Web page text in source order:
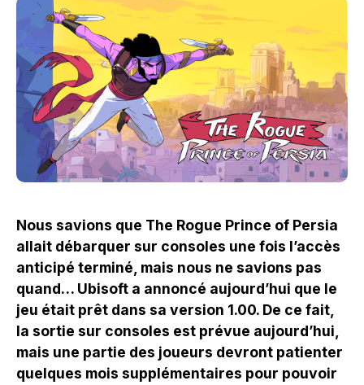
Nous savions que The Rogue Prince of Persia
allait débarquer sur consoles une fois l’accès
anticipé terminé, mais nous ne savions pas
quand… Ubisoft a annoncé aujourd’hui que le
jeu était prêt dans sa version 1.00. De ce fait,
la sortie sur consoles est prévue aujourd’hui,
mais une partie des joueurs devront patienter
quelques mois supplémentaires pour pouvoir